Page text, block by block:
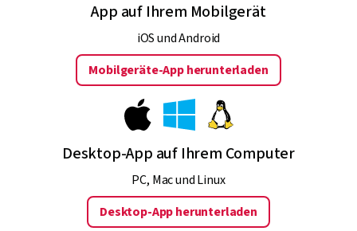
App auf Ihrem Mobilgerät
iOS und Android
Mobilgeräte-App herunterladen
Desktop-App auf Ihrem Computer
PC, Mac und Linux
Desktop-App herunterladen